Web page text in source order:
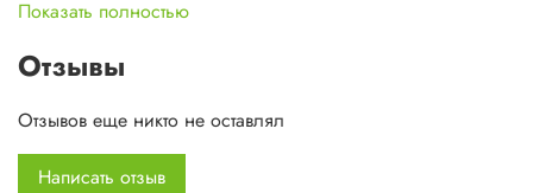
Показать полностью
Отзывы
Отзывов еще никто не оставлял
Написать отзыв